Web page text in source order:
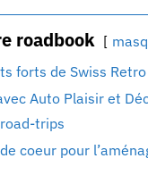
roadbook
forts de Swiss
Auto Plaisir et
trips
coeur pour